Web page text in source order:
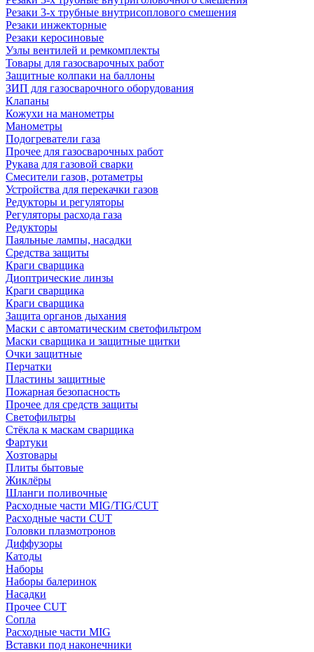
Резаки 3-х трубные внутрисоплового смешения
Резаки инжекторные
Резаки керосиновые
Узлы вентилей и ремкомплекты
Товары для газосварочных работ
Защитные колпаки на баллоны
ЗИП для газосварочного оборудования
Клапаны
Кожухи на манометры
Манометры
Подогреватели газа
Прочее для газосварочных работ
Рукава для газовой сварки
Смесители газов, ротаметры
Устройства для перекачки газов
Редукторы и регуляторы
Регуляторы расхода газа
Редукторы
Паяльные лампы, насадки
Средства защиты
Краги сварщика
Диоптрические линзы
Краги сварщика
Краги сварщика
Защита органов дыхания
Маски с автоматическим светофильтром
Маски сварщика и защитные щитки
Очки защитные
Перчатки
Пластины защитные
Пожарная безопасность
Прочее для средств защиты
Светофильтры
Стёкла к маскам сварщика
Фартуки
Хозтовары
Плиты бытовые
Жиклёры
Шланги поливочные
Расходные части MIG/TIG/CUT
Расходные части CUT
Головки плазмотронов
Диффузоры
Катоды
Наборы
Наборы балеринок
Насадки
Прочее CUT
Сопла
Расходные части MIG
Вставки под наконечники